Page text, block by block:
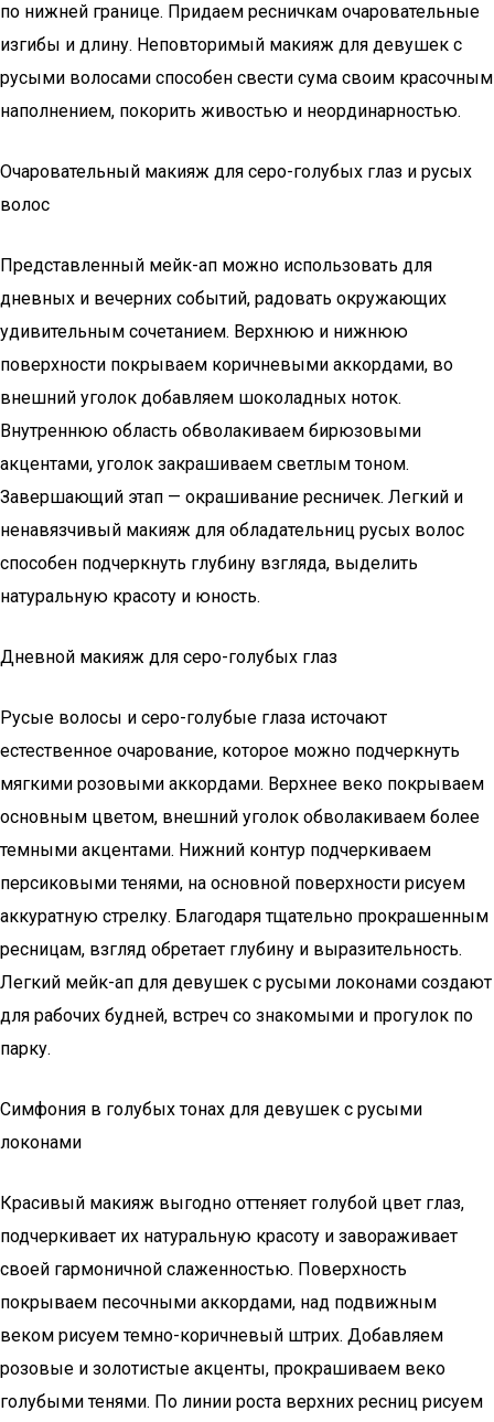
по нижней границе. Придаем ресничкам очаровательные
изгибы и длину. Неповторимый макияж для девушек с
русыми волосами способен свести сума своим красочным
наполнением, покорить живостью и неординарностью.
Очаровательный макияж для серо-голубых глаз и русых
волос
Представленный мейк-ап можно использовать для
дневных и вечерних событий, радовать окружающих
удивительным сочетанием. Верхнюю и нижнюю
поверхности покрываем коричневыми аккордами, во
внешний уголок добавляем шоколадных ноток.
Внутреннюю область обволакиваем бирюзовыми
акцентами, уголок закрашиваем светлым тоном.
Завершающий этап — окрашивание ресничек. Легкий и
ненавязчивый макияж для обладательниц русых волос
способен подчеркнуть глубину взгляда, выделить
натуральную красоту и юность.
Дневной макияж для серо-голубых глаз
Русые волосы и серо-голубые глаза источают
естественное очарование, которое можно подчеркнуть
мягкими розовыми аккордами. Верхнее веко покрываем
основным цветом, внешний уголок обволакиваем более
темными акцентами. Нижний контур подчеркиваем
персиковыми тенями, на основной поверхности рисуем
аккуратную стрелку. Благодаря тщательно прокрашенным
ресницам, взгляд обретает глубину и выразительность.
Легкий мейк-ап для девушек с русыми локонами создают
для рабочих будней, встреч со знакомыми и прогулок по
парку.
Симфония в голубых тонах для девушек с русыми
локонами
Красивый макияж выгодно оттеняет голубой цвет глаз,
подчеркивает их натуральную красоту и завораживает
своей гармоничной слаженностью. Поверхность
покрываем песочными аккордами, над подвижным
веком рисуем темно-коричневый штрих. Добавляем
розовые и золотистые акценты, прокрашиваем веко
голубыми тенями. По линии роста верхних ресниц рисуем